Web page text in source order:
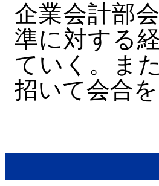
企業会計部
準に対する
ていく。ま
招いて会合